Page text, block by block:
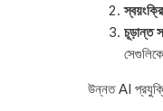
চূড়ান্ত
উন্নত AI